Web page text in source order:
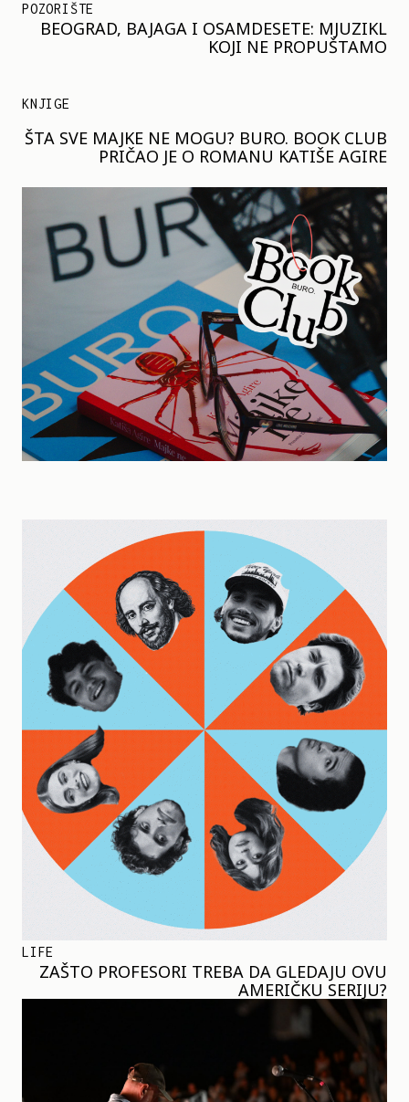
POZORIŠTE
BEOGRAD, BAJAGA I OSAMDESETE: MJUZIKL
KOJI NE PROPUŠTAMO
KNJIGE
ŠTA SVE MAJKE NE MOGU? BURO. BOOK CLUB
PRIČAO JE O ROMANU KATIŠE AGIRE
LIFE
ZAŠTO PROFESORI TREBA DA GLEDAJU OVU
AMERIČKU SERIJU?